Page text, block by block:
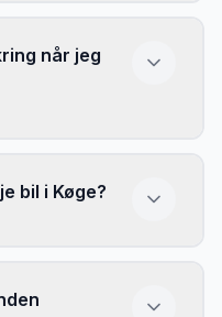
meget bagage eller
når jeg
brug dit kreditkorts
hvad der er
bil i Køge?
priser fra alle